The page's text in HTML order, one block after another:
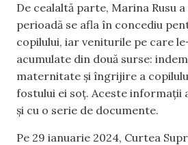
De cealaltă parte, Marina Rusu
perioadă se afla în concediu
copilului, iar veniturile pe care
acumulate din două surse:
maternitate și îngrijire a
fostului ei soț. Aceste informații
și cu o serie de documente.
Pe 29 ianuarie 2024, Curtea